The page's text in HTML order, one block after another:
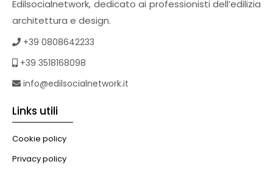
Tetti verdi
eBook
Formazione professionale
Illuminazione
Edilsocialnetwork, dedicato ai professionisti dell’edilizia
architettura e design.
+39 0808642233
+39 3518168098
info@edilsocialnetwork.it
Links utili
Cookie policy
Privacy policy